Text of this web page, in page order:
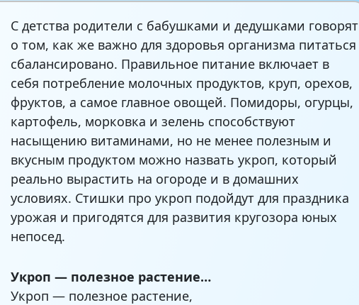
С детства родители с бабушками и дедушками говорят
о том, как же важно для здоровья организма питаться
сбалансировано. Правильное питание включает в
себя потребление молочных продуктов, круп, орехов,
фруктов, а самое главное овощей. Помидоры, огурцы,
картофель, морковка и зелень способствуют
насыщению витаминами, но не менее полезным и
вкусным продуктом можно назвать укроп, который
реально вырастить на огороде и в домашних
условиях. Стишки про укроп подойдут для праздника
урожая и пригодятся для развития кругозора юных
непосед.
Укроп — полезное растение…
Укроп — полезное растение,